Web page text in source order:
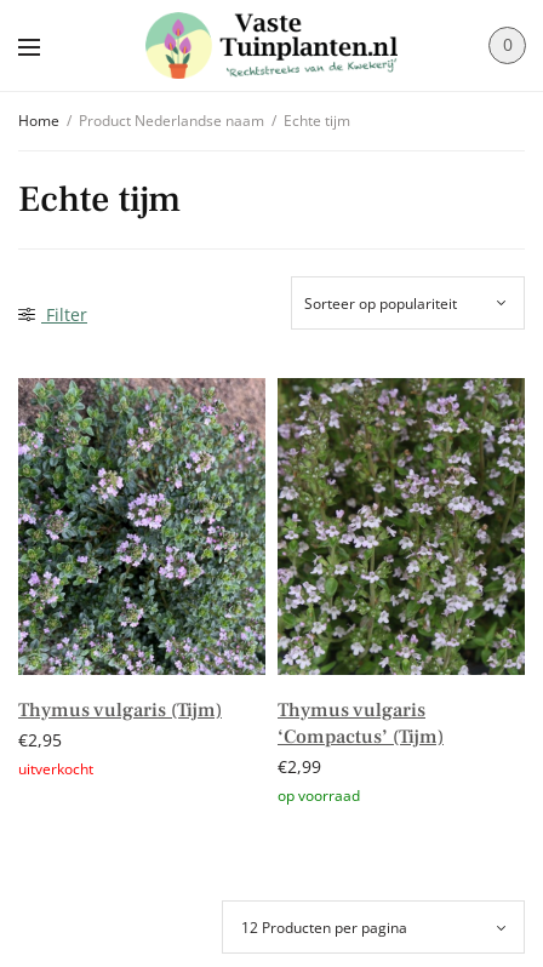
0
Home / Product Nederlandse naam / Echte tijm
Echte tijm
Filter
Thymus vulgaris (Tijm)
€2,95
Thymus vulgaris
‘Compactus’ (Tijm)
€2,99